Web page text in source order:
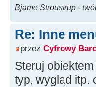
Bjarne Stroustrup -
Re: Inne
przez Cyfrowy
Steruj
typ, wygląd itp.